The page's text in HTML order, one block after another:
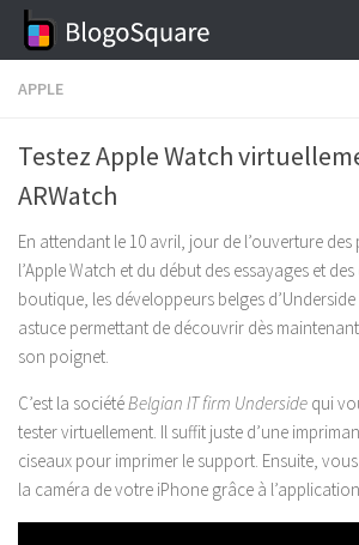
Skip to content
APPLE
Testez Apple Watch
ARWatch
En attendant le 10 avril, jour de l’ouverture
l’Apple Watch et du début des essayages et
boutique, les développeurs belges
astuce permettant de découvrir dès
son poignet.
C’est la sociétéBelgian IT firm Underside qui
tester virtuellement. Il suffit juste d’une
ciseaux pour imprimer le support. Ensuite,
la caméra de votre iPhone grâce à l’application